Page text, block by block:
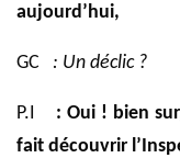
aujourd’hui,
GC : Un déclic ?
P.I : Oui ! bien
fait découvrir